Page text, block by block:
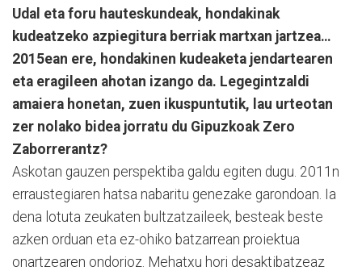
Udal eta foru hauteskundeak, hondakinak
kudeatzeko azpiegitura berriak martxan jartzea…
2015ean ere, hondakinen kudeaketa jendartearen
eta eragileen ahotan izango da. Legegintzaldi
amaiera honetan, zuen ikuspuntutik, lau urteotan
zer nolako bidea jorratu du Gipuzkoak Zero
Zaborrerantz?
Askotan gauzen perspektiba galdu egiten dugu. 2011n
erraustegiaren hatsa nabaritu genezake garondoan. Ia
dena lotuta zeukaten bultzatzaileek, besteak beste
azken orduan eta ez-ohiko batzarrean proiektua
onartzearen ondorioz. Mehatxu hori desaktibatzeaz